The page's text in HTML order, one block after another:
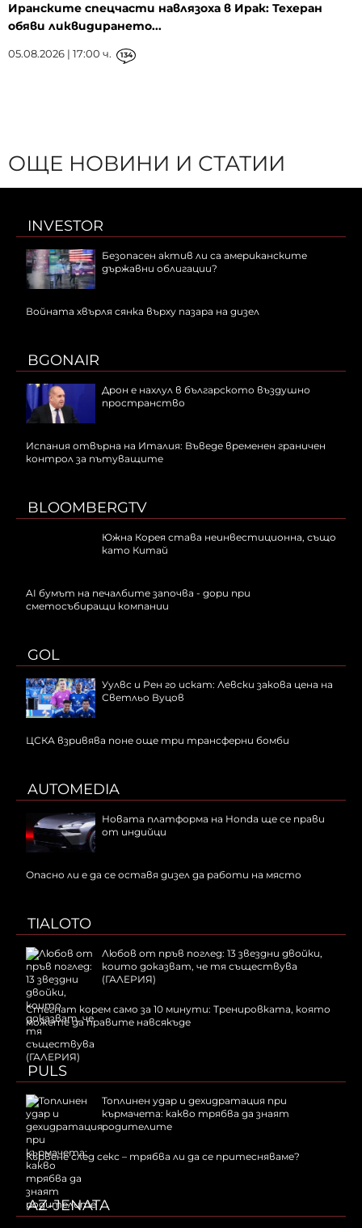
Иранските спецчасти навлязоха в Ирак: Техеран
обяви ликвидирането...
05.08.2026 | 17:00 ч. 134
ОЩЕ НОВИНИ И СТАТИИ
INVESTOR
Безопасен актив ли са американските
държавни облигации?
Войната хвърля сянка върху пазара на дизел
BGONAIR
Дрон е нахлул в българското въздушно
пространство
Испания отвърна на Италия: Въведе временен граничен
контрол за пътуващите
BLOOMBERGTV
Южна Корея става неинвестиционна, също
като Китай
AI бумът на печалбите започва - дори при
сметосъбиращи компании
GOL
Уулвс и Рен го искат: Левски закова цена на
Светльо Вуцов
ЦСКА взривява поне още три трансферни бомби
AUTOMEDIA
Новата платформа на Honda ще се прави
от индийци
Опасно ли е да се оставя дизел да работи на място
TIALOTO
Любов от пръв поглед: 13 звездни двойки,
които доказват, че тя съществува
(ГАЛЕРИЯ)
Стегнат корем само за 10 минути: Тренировката, която
можете да правите навсякъде
PULS
Топлинен удар и дехидратация при
кърмачета: какво трябва да знаят
родителите
Кървене след секс – трябва ли да се притесняваме?
AZ-JENATA